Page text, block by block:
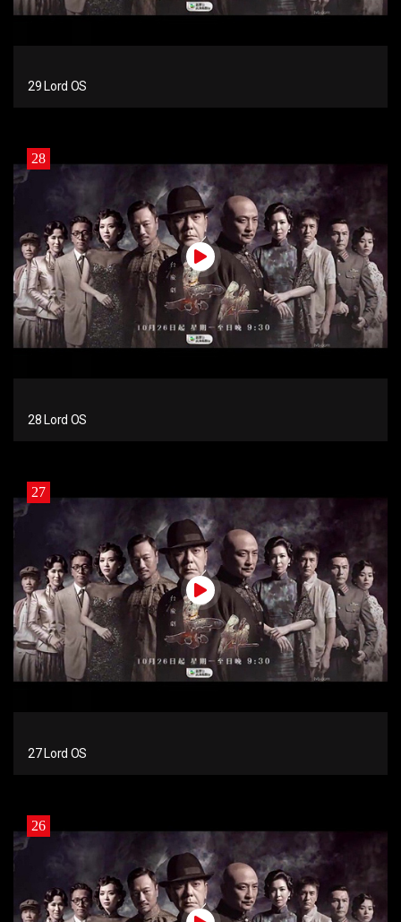
29 Lord OS
28
28 Lord OS
27
27 Lord OS
26